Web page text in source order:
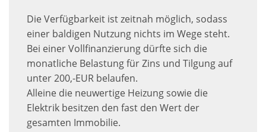
Die Verfügbarkeit ist zeitnah möglich, sodass
einer baldigen Nutzung nichts im Wege steht.
Bei einer Vollfinanzierung dürfte sich die
monatliche Belastung für Zins und Tilgung auf
unter 200,-EUR belaufen.
Alleine die neuwertige Heizung sowie die
Elektrik besitzen den fast den Wert der
gesamten Immobilie.